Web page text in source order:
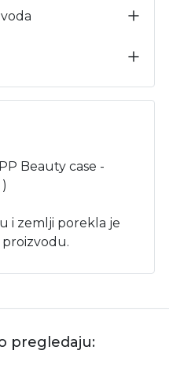
Beauty case -
i zemlji porekla je
proizvodu.
pregledaju: